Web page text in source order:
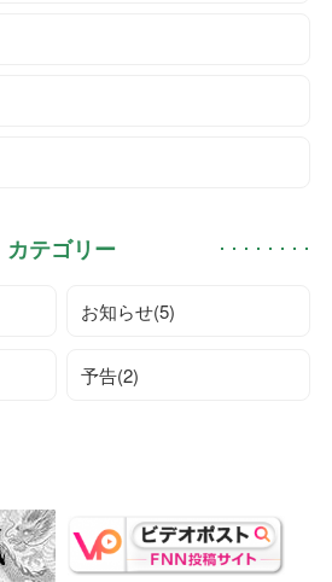
カテゴリー
お知らせ(5)
予告(2)